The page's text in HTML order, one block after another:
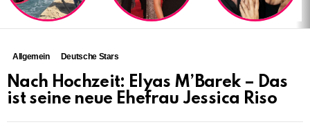
Allgemein Deutsche Stars
Nach Hochzeit: Elyas M’Barek – Das
ist seine neue Ehefrau Jessica Riso